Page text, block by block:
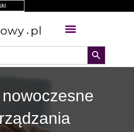
search button